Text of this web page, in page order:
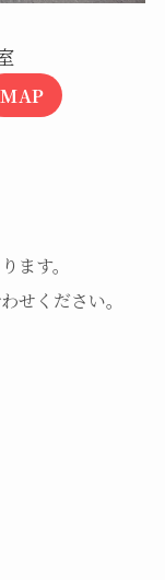
MAP
ます。
せください。